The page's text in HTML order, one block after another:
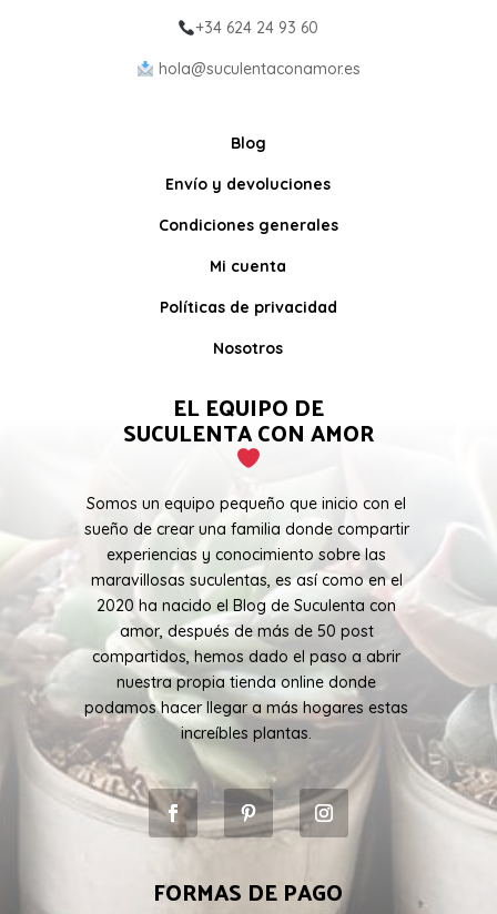
+34 624 24 93 60
hola@suculentaconamor.es
Blog
Envío y devoluciones
Condiciones generales
Mi cuenta
Políticas de privacidad
Nosotros
EL EQUIPO DE
SUCULENTA CON AMOR
Somos un equipo pequeño que inicio con el
sueño de crear una familia donde compartir
experiencias y conocimiento sobre las
maravillosas suculentas, es así como en el
2020 ha nacido el Blog de Suculenta con
amor, después de más de 50 post
compartidos, hemos dado el paso a abrir
nuestra propia tienda online donde
podamos hacer llegar a más hogares estas
increíbles plantas.
FORMAS DE PAGO